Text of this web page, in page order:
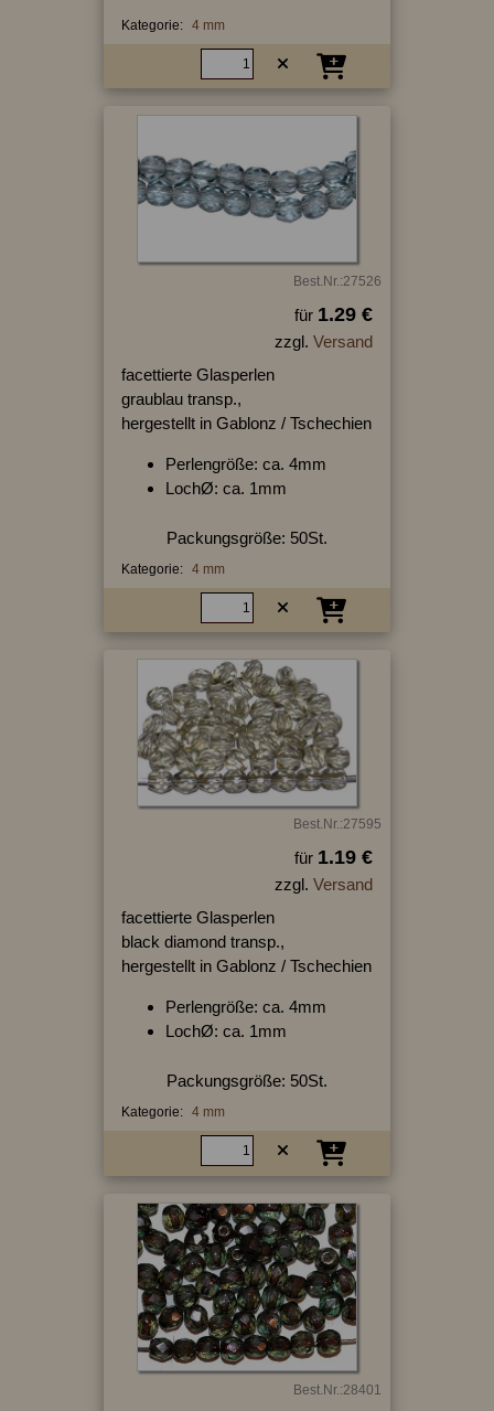
Kategorie: 4 mm
Best.Nr.:27526
für 1.29 €
zzgl. Versand
facettierte Glasperlen
graublau transp.,
hergestellt in Gablonz / Tschechien
Perlengröße: ca. 4mm
LochØ: ca. 1mm
Packungsgröße: 50St.
Kategorie: 4 mm
Best.Nr.:27595
für 1.19 €
zzgl. Versand
facettierte Glasperlen
black diamond transp.,
hergestellt in Gablonz / Tschechien
Perlengröße: ca. 4mm
LochØ: ca. 1mm
Packungsgröße: 50St.
Kategorie: 4 mm
Best.Nr.:28401